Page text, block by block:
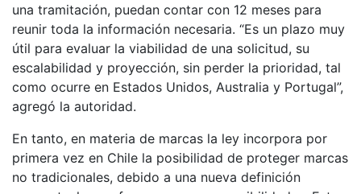
una tramitación, puedan contar con 12 meses para
reunir toda la información necesaria. “Es un plazo muy
útil para evaluar la viabilidad de una solicitud, su
escalabilidad y proyección, sin perder la prioridad, tal
como ocurre en Estados Unidos, Australia y Portugal”,
agregó la autoridad.
En tanto, en materia de marcas la ley incorpora por
primera vez en Chile la posibilidad de proteger marcas
no tradicionales, debido a una nueva definición